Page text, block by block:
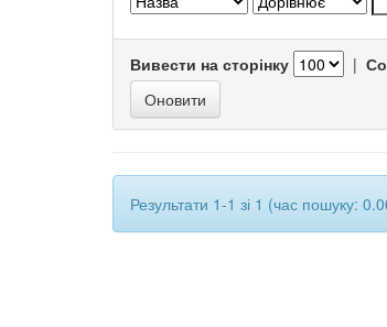
Вивести на сторінку |
Результати 1-1 зі 1 (час пошуку: